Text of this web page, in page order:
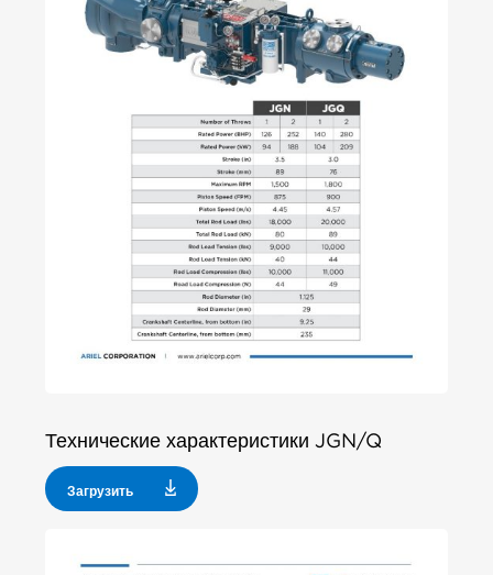
Технические характеристики JGN/Q
Загрузить